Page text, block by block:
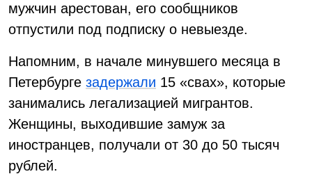
мужчин арестован, его сообщников
отпустили под подписку о невыезде.
Напомним, в начале минувшего месяца в
Петербурге задержали 15 «свах», которые
занимались легализацией мигрантов.
Женщины, выходившие замуж за
иностранцев, получали от 30 до 50 тысяч
рублей.